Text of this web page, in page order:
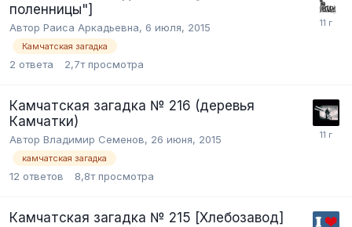
поленницы"]
Автор Раиса Аркадьевна, 6 июля, 2015
Камчатская загадка
2 ответа 2,7т просмотра
Камчатская загадка № 216 (деревья
Камчатки)
Автор Владимир Семенов, 26 июня, 2015
камчатская загадка
12 ответов 8,8т просмотра
Камчатская загадка № 215 [Хлебозавод]